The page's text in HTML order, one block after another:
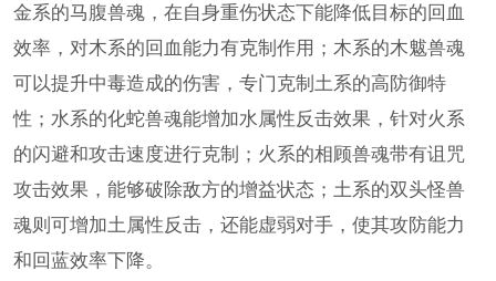
金系的马腹兽魂，在自身重伤状态下能降低目标的回血
效率，对木系的回血能力有克制作用；木系的木魃兽魂
可以提升中毒造成的伤害，专门克制土系的高防御特
性；水系的化蛇兽魂能增加水属性反击效果，针对火系
的闪避和攻击速度进行克制；火系的相顾兽魂带有诅咒
攻击效果，能够破除敌方的增益状态；土系的双头怪兽
魂则可增加土属性反击，还能虚弱对手，使其攻防能力
和回蓝效率下降。